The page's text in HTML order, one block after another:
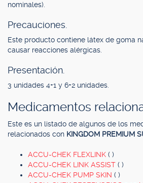
nominales).
Precauciones.
Este producto contiene látex de goma
causar reacciones alérgicas.
Presentación.
3 unidades 4+1 y 6+2 unidades.
Medicamentos
Este es un listado de algunos de los
relacionados con KINGDOM PREMIUM
ACCU-CHEK FLEXLINK ( )
ACCU-CHEK LINK ASSIST ( )
ACCU-CHEK PUMP SKIN ( )